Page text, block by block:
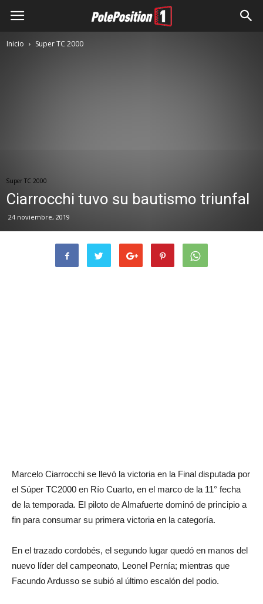
Inicio Super TC 2000
Super TC 2000
Ciarrocchi tuvo su bautismo triunfal
24 noviembre, 2019
Marcelo Ciarrocchi se llevó la victoria en la Final disputada por
el Súper TC2000 en Río Cuarto, en el marco de la 11° fecha
de la temporada. El piloto de Almafuerte dominó de principio a
fin para consumar su primera victoria en la categoría.
En el trazado cordobés, el segundo lugar quedó en manos del
nuevo líder del campeonato, Leonel Pernía; mientras que
Facundo Ardusso se subió al último escalón del podio.